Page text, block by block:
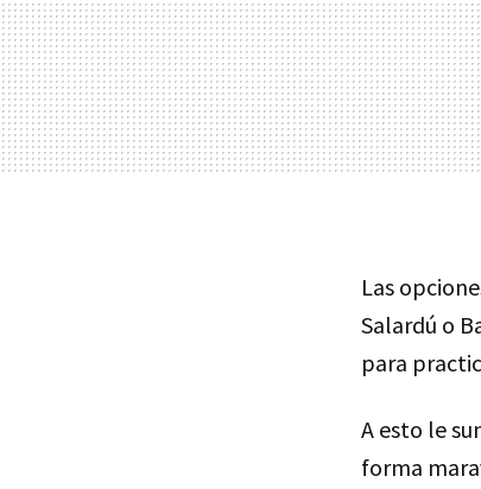
Las
Salardú o
para
A esto le
forma